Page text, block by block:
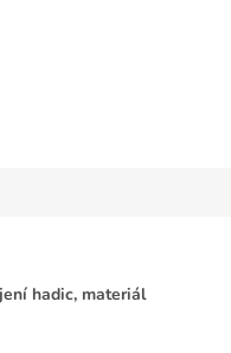
hadic, materiál